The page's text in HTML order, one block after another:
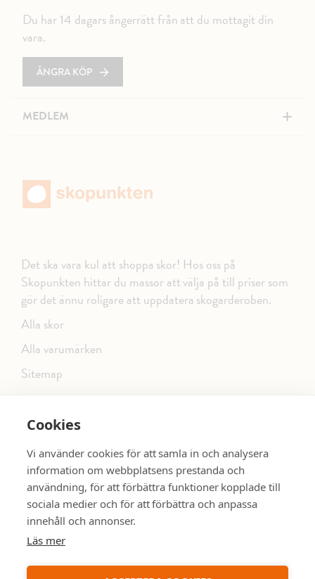
Cookies
Vi använder cookies för att samla in och analysera
information om webbplatsens prestanda och
användning, för att förbättra funktioner kopplade till
sociala medier och för att förbättra och anpassa
innehåll och annonser.
Läs mer
Du har 14 dagars ångerrätt från att du mottagit din
vara.
ÅNGRA KÖP
MEDLEM +
Det ska vara kul att shoppa skor! Hos oss på
Skopunkten hittar du massor att välja på till priser som
gör det ännu roligare att uppdatera skogarderoben.
Alla skor
Alla varumärken
Sitemap
FÖLJ OSS PÅ SOCIALA MEDIER
SE MER SKOR: dinsko.se